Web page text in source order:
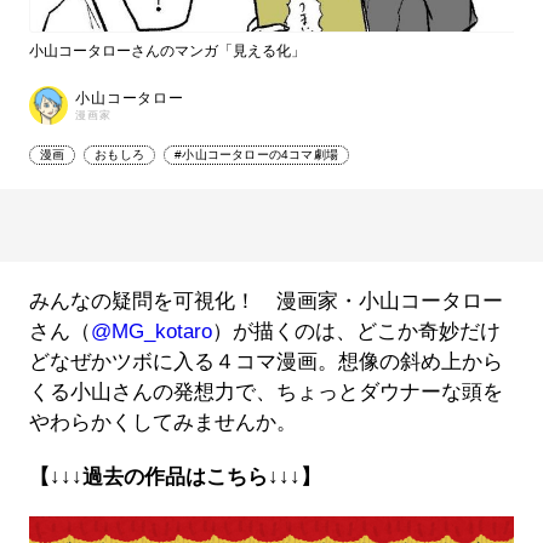
小山コータローさんのマンガ「見える化」
小山コータロー
漫画家
漫画 おもしろ #小山コータローの4コマ劇場
みんなの疑問を可視化！ 漫画家・小山コータロー
さん（@MG_kotaro）が描くのは、どこか奇妙だけ
どなぜかツボに入る４コマ漫画。想像の斜め上から
くる小山さんの発想力で、ちょっとダウナーな頭を
やわらかくしてみませんか。
【↓↓↓過去の作品はこちら↓↓↓】